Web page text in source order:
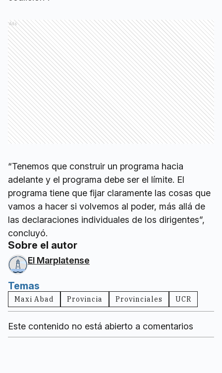
Ads
“Tenemos que construir un programa hacia
adelante y el programa debe ser el límite. El
programa tiene que fijar claramente las cosas que
vamos a hacer si volvemos al poder, más allá de
las declaraciones individuales de los dirigentes”,
concluyó.
Sobre el autor
El Marplatense
Temas
Maxi Abad Provincia Provinciales UCR
Este contenido no está abierto a comentarios